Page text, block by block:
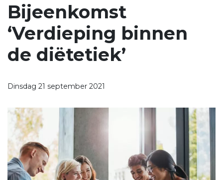
Bijeenkomst
‘Verdieping binnen
de diëtetiek’
Dinsdag 21 september 2021